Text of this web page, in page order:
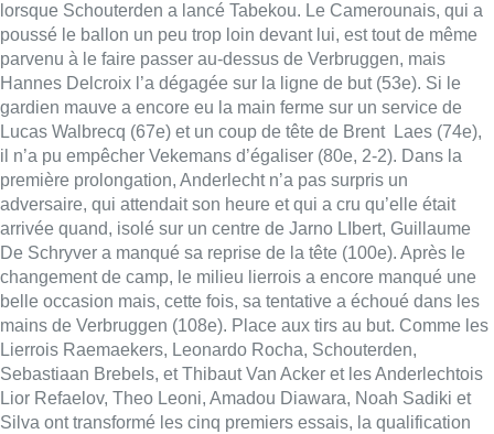
lorsque Schouterden a lancé Tabekou. Le Camerounais, qui a
poussé le ballon un peu trop loin devant lui, est tout de même
parvenu à le faire passer au-dessus de Verbruggen, mais
Hannes Delcroix l’a dégagée sur la ligne de but (53e). Si le
gardien mauve a encore eu la main ferme sur un service de
Lucas Walbrecq (67e) et un coup de tête de Brent Laes (74e),
il n’a pu empêcher Vekemans d’égaliser (80e, 2-2). Dans la
première prolongation, Anderlecht n’a pas surpris un
adversaire, qui attendait son heure et qui a cru qu’elle était
arrivée quand, isolé sur un centre de Jarno LIbert, Guillaume
De Schryver a manqué sa reprise de la tête (100e). Après le
changement de camp, le milieu lierrois a encore manqué une
belle occasion mais, cette fois, sa tentative a échoué dans les
mains de Verbruggen (108e). Place aux tirs au but. Comme les
Lierrois Raemaekers, Leonardo Rocha, Schouterden,
Sebastiaan Brebels, et Thibaut Van Acker et les Anderlechtois
Lior Refaelov, Theo Leoni, Amadou Diawara, Noah Sadiki et
Silva ont transformé les cinq premiers essais, la qualification